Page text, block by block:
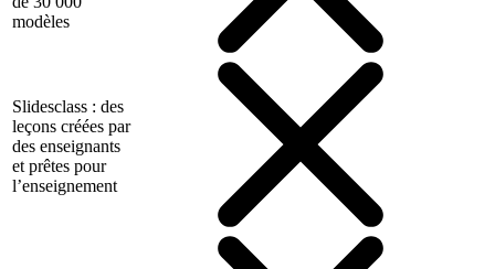
modèles
Slidesclass : des
leçons créées par
des enseignants
et prêtes pour
l’enseignement